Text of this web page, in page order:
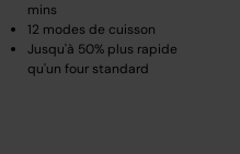
mins
12 modes de cuisson
Jusqu'à 50% plus rapide
qu'un four standard